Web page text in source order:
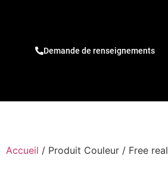
Demande de renseignements
Accueil / Produit Couleur / Free real